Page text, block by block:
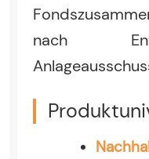
nach